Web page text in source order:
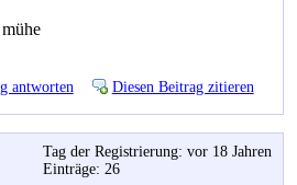
antworten Diesen Beitrag zitieren
Tag der Registrierung: vor 18 Jahren
Einträge: 26